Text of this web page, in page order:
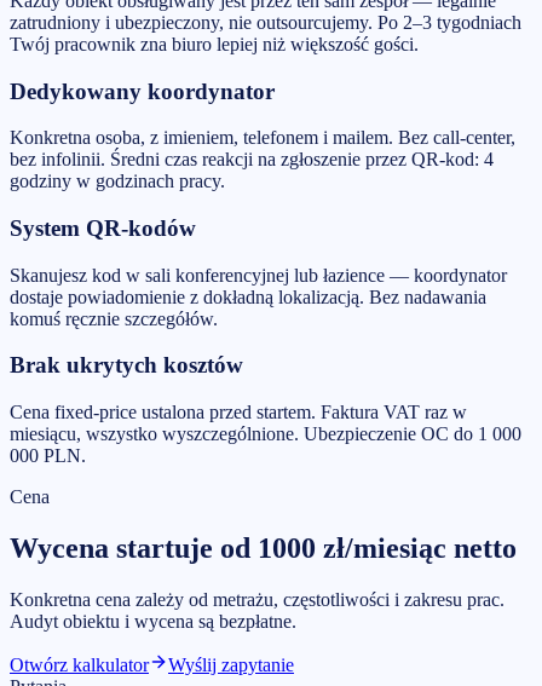
zatrudniony i ubezpieczony, nie outsourcujemy. Po 2–3 tygodniach
Twój pracownik zna biuro lepiej niż większość gości.
Dedykowany koordynator
Konkretna osoba, z imieniem, telefonem i mailem. Bez call-center,
bez infolinii. Średni czas reakcji na zgłoszenie przez QR-kod: 4
godziny w godzinach pracy.
System QR-kodów
Skanujesz kod w sali konferencyjnej lub łazience — koordynator
dostaje powiadomienie z dokładną lokalizacją. Bez nadawania
komuś ręcznie szczegółów.
Brak ukrytych kosztów
Cena fixed-price ustalona przed startem. Faktura VAT raz w
miesiącu, wszystko wyszczególnione. Ubezpieczenie OC do 1 000
000 PLN.
Cena
Wycena startuje od 1000 zł/miesiąc netto
Konkretna cena zależy od metrażu, częstotliwości i zakresu prac.
Audyt obiektu i wycena są bezpłatne.
Otwórz kalkulator
Wyślij zapytanie